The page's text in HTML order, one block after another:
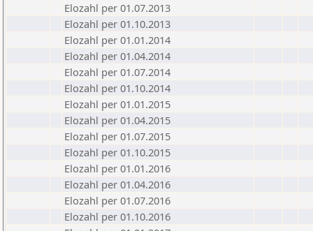
Elozahl per 01.07.2013
Elozahl per 01.10.2013
Elozahl per 01.01.2014
Elozahl per 01.04.2014
Elozahl per 01.07.2014
Elozahl per 01.10.2014
Elozahl per 01.01.2015
Elozahl per 01.04.2015
Elozahl per 01.07.2015
Elozahl per 01.10.2015
Elozahl per 01.01.2016
Elozahl per 01.04.2016
Elozahl per 01.07.2016
Elozahl per 01.10.2016